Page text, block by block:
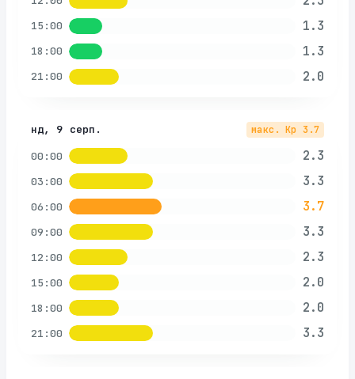
15:00 1.3
18:00 1.3
21:00 2.0
нд, 9 серп. макс. Kp 3.7
00:00 2.3
03:00 3.3
06:00 3.7
09:00 3.3
12:00 2.3
15:00 2.0
18:00 2.0
21:00 3.3